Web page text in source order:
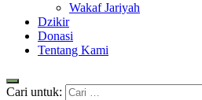
Wakaf Jariyah
Dzikir
Donasi
Tentang Kami
Cari untuk: